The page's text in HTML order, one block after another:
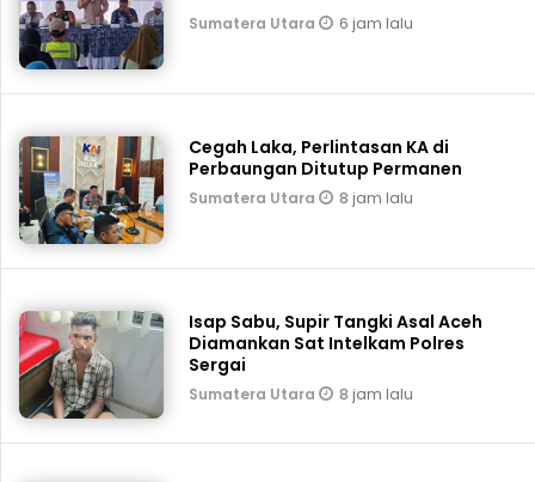
Sumatera Utara 6 jam lalu
Cegah Laka, Perlintasan KA di
Perbaungan Ditutup Permanen
Sumatera Utara 8 jam lalu
Isap Sabu, Supir Tangki Asal Aceh
Diamankan Sat Intelkam Polres
Sergai
Sumatera Utara 8 jam lalu